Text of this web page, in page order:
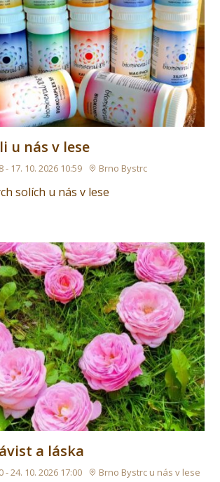
u nás v lese
- 17. 10. 2026 10:59 Brno Bystrc
solích u nás v lese
a láska
- 24. 10. 2026 17:00 Brno Bystrc u nás v lese